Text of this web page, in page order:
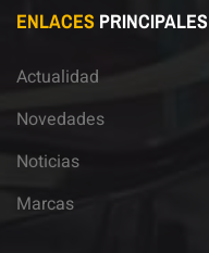
ENLACES PRINCIPALES
Actualidad
Novedades
Noticias
Marcas